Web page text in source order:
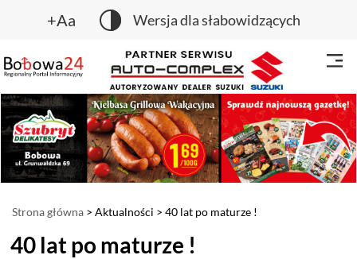
+Aa Wersja dla słabowidzących
Strona główna > Aktualności > 40 lat po maturze !
40 lat po maturze !